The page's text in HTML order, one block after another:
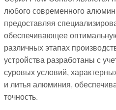
любого современного
предоставляя
обеспечивающее
различных этапах
устройства разработаны с
суровых условий,
и литья алюминия,
точность.